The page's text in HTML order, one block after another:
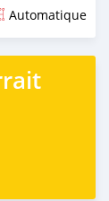
Automatique